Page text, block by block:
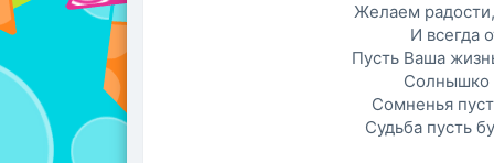
Желаем
И всегда
Пусть Ваша
Солнышко
Сомненья
Судьба пусть